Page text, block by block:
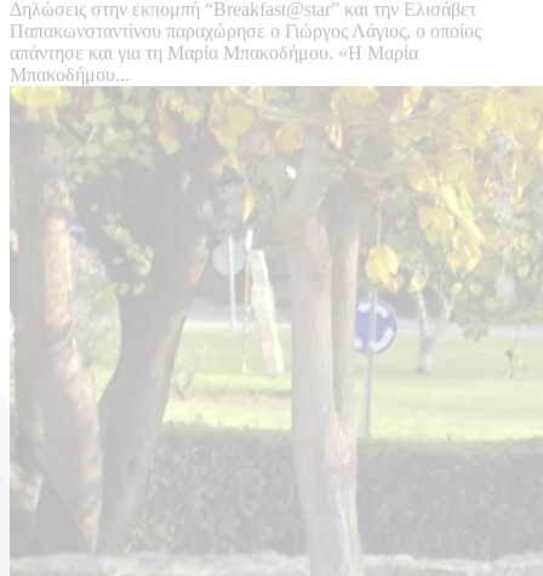
Δηλώσεις στην εκπομπή “Breakfast@star” και την Ελισάβετ
Παπακωνσταντίνου παραχώρησε ο Γιώργος Λάγιος, ο οποίος
απάντησε και για τη Μαρία Μπακοδήμου. «Η Μαρία
Μπακοδήμου...